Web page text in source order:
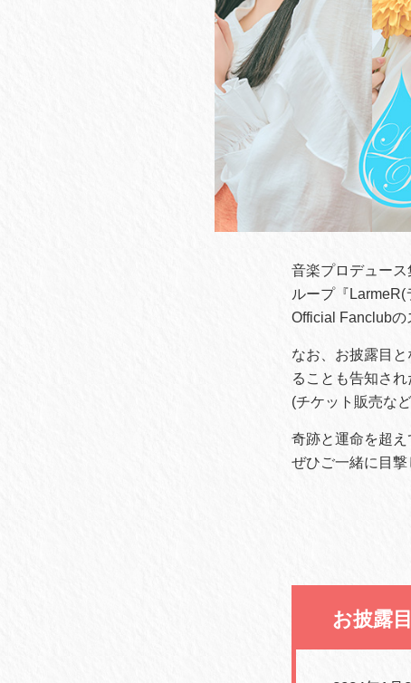
音楽プロデュー
ループ『
Official Fanclubの
なお、お披露目
ることも告知され
(チケット販売な
奇跡と運命を超え
ぜひご一緒に目撃
お披露